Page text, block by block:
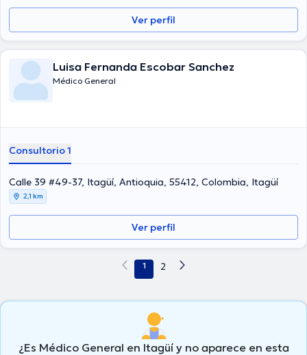
Ver perfil
Luisa Fernanda Escobar Sanchez
Médico General
Consultorio 1
Calle 39 #49-37, Itagüí, Antioquia, 55412, Colombia, Itagüí
2,1 km
Ver perfil
1 2
¿Es Médico General en Itagüí y no aparece en esta